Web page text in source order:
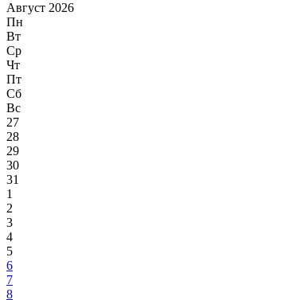
Август 2026
Пн
Вт
Ср
Чт
Пт
Сб
Вс
27
28
29
30
31
1
2
3
4
5
6
7
8